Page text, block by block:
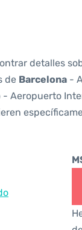
detalles
de Barcelona -
- Aeropuerto